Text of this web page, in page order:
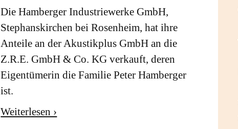
Die Hamberger Industriewerke GmbH,
Stephanskirchen bei Rosenheim, hat ihre
Anteile an der Akustikplus GmbH an die
Z.R.E. GmbH & Co. KG verkauft, deren
Eigentümerin die Familie Peter Hamberger
ist.
Weiterlesen ›